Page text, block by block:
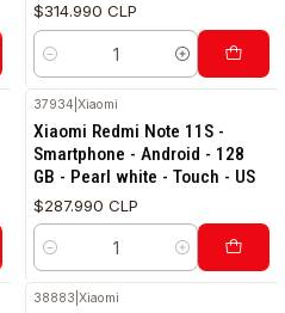
$314.990 CLP
Cantidad
37934 |Xiaomi
Xiaomi Redmi Note 11S -
Smartphone - Android - 128
GB - Pearl white - Touch - US
$287.990 CLP
Cantidad
38883 |Xiaomi